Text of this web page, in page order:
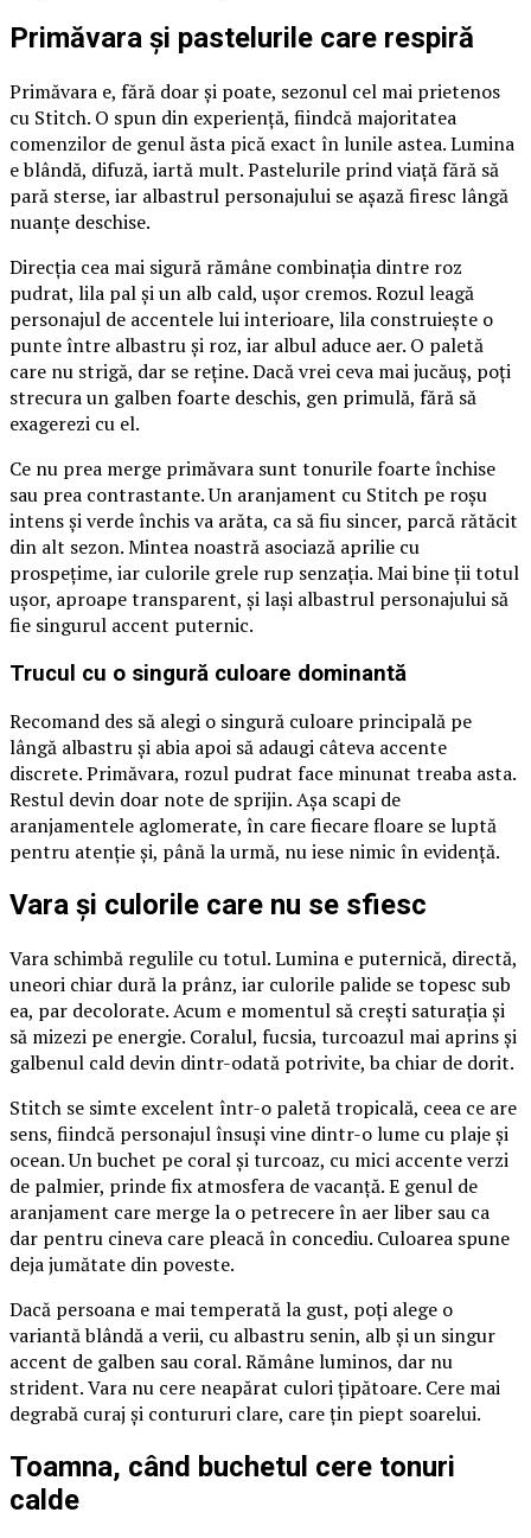
Primăvara și pastelurile care respiră
Primăvara e, fără doar și poate, sezonul cel mai prietenos
cu Stitch. O spun din experiență, fiindcă majoritatea
comenzilor de genul ăsta pică exact în lunile astea. Lumina
e blândă, difuză, iartă mult. Pastelurile prind viață fără să
pară sterse, iar albastrul personajului se așază firesc lângă
nuanțe deschise.
Direcția cea mai sigură rămâne combinația dintre roz
pudrat, lila pal și un alb cald, ușor cremos. Rozul leagă
personajul de accentele lui interioare, lila construiește o
punte între albastru și roz, iar albul aduce aer. O paletă
care nu strigă, dar se reține. Dacă vrei ceva mai jucăuș, poți
strecura un galben foarte deschis, gen primulă, fără să
exagerezi cu el.
Ce nu prea merge primăvara sunt tonurile foarte închise
sau prea contrastante. Un aranjament cu Stitch pe roșu
intens și verde închis va arăta, ca să fiu sincer, parcă rătăcit
din alt sezon. Mintea noastră asociază aprilie cu
prospețime, iar culorile grele rup senzația. Mai bine ții totul
ușor, aproape transparent, și lași albastrul personajului să
fie singurul accent puternic.
Trucul cu o singură culoare dominantă
Recomand des să alegi o singură culoare principală pe
lângă albastru și abia apoi să adaugi câteva accente
discrete. Primăvara, rozul pudrat face minunat treaba asta.
Restul devin doar note de sprijin. Așa scapi de
aranjamentele aglomerate, în care fiecare floare se luptă
pentru atenție și, până la urmă, nu iese nimic în evidență.
Vara și culorile care nu se sfiesc
Vara schimbă regulile cu totul. Lumina e puternică, directă,
uneori chiar dură la prânz, iar culorile palide se topesc sub
ea, par decolorate. Acum e momentul să crești saturația și
să mizezi pe energie. Coralul, fucsia, turcoazul mai aprins și
galbenul cald devin dintr-odată potrivite, ba chiar de dorit.
Stitch se simte excelent într-o paletă tropicală, ceea ce are
sens, fiindcă personajul însuși vine dintr-o lume cu plaje și
ocean. Un buchet pe coral și turcoaz, cu mici accente verzi
de palmier, prinde fix atmosfera de vacanță. E genul de
aranjament care merge la o petrecere în aer liber sau ca
dar pentru cineva care pleacă în concediu. Culoarea spune
deja jumătate din poveste.
Dacă persoana e mai temperată la gust, poți alege o
variantă blândă a verii, cu albastru senin, alb și un singur
accent de galben sau coral. Rămâne luminos, dar nu
strident. Vara nu cere neapărat culori țipătoare. Cere mai
degrabă curaj și contururi clare, care țin piept soarelui.
Toamna, când buchetul cere tonuri
calde